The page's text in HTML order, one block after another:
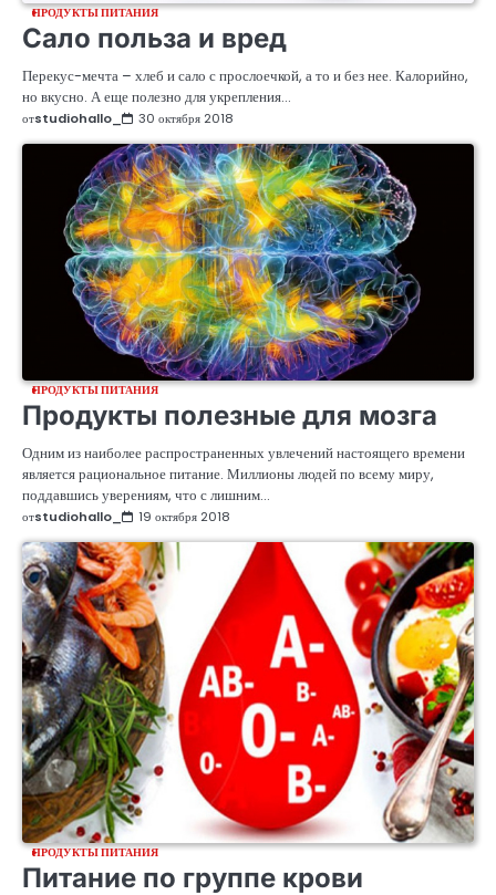
ПРОДУКТЫ ПИТАНИЯ
Сало польза и вред
Перекус-мечта – хлеб и сало с прослоечкой, а то и без нее. Калорийно,
но вкусно. А еще полезно для укрепления…
отstudiohallo_ 30 октября 2018
ПРОДУКТЫ ПИТАНИЯ
Продукты полезные для мозга
Одним из наиболее распространенных увлечений настоящего времени
является рациональное питание. Миллионы людей по всему миру,
поддавшись уверениям, что с лишним…
отstudiohallo_ 19 октября 2018
ПРОДУКТЫ ПИТАНИЯ
Питание по группе крови